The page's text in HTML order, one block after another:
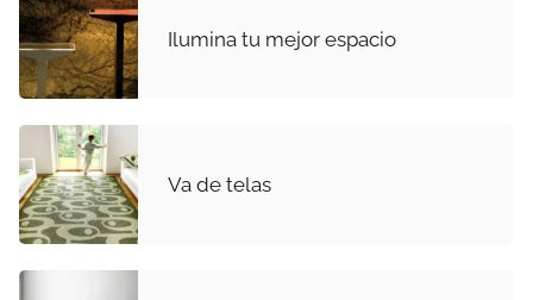
Ilumina tu mejor espacio
Va de telas